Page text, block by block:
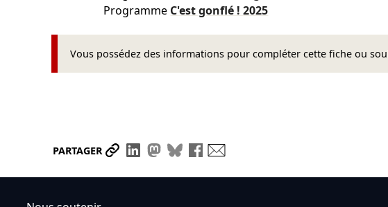
Programme C'est gonflé !2025
Vous possédez des informations pour compléter cette fiche ou
PARTAGER Partager le lien
Partager sur LinkedIn
Partager sur Mastodon
Partager sur Bluesky
Partager sur Facebook